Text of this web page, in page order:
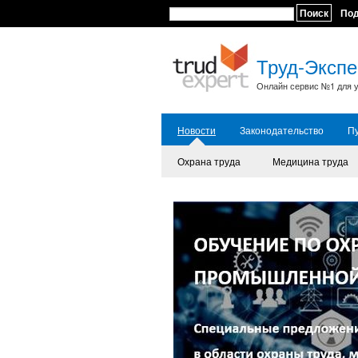
Поиск
Труд-
Онлайн сервис №1 для
Новости Законодательство
Охрана труда Медицина труда